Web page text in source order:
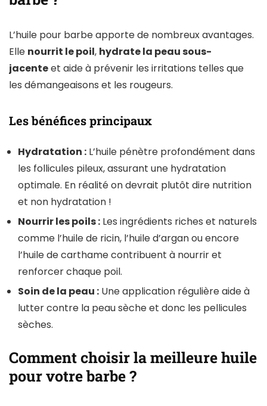
L’huile pour barbe apporte de nombreux avantages.
Elle nourrit le poil, hydrate la peau sous-
jacenteet aide à prévenir les irritations telles que
les démangeaisons et les rougeurs.
Les bénéfices principaux
Hydratation : L’huile pénètre profondément dans
les follicules pileux, assurant une hydratation
optimale. En réalité on devrait plutôt dire nutrition
et non hydratation !
Nourrir les poils : Les ingrédients riches et naturels
comme l’huile de ricin, l’huile d’argan ou encore
l’huile de carthame contribuent à nourrir et
renforcer chaque poil.
Soin de la peau : Une application régulière aide à
lutter contre la peau sèche et donc les pellicules
sèches.
Comment choisir la meilleure huile
pour votre barbe ?